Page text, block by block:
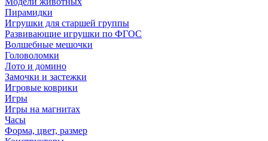
Пирамидки
Игрушки для старшей группы
Развивающие игрушки по ФГОС
Волшебные мешочки
Головоломки
Лото и домино
Замочки и застежки
Игровые коврики
Игры
Игры на магнитах
Часы
Форма, цвет, размер